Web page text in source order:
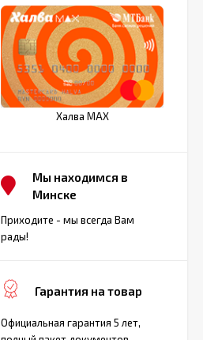
Халва MAX
Мы находимся в
Минске
Приходите - мы всегда Вам
рады!
Гарантия на товар
Официальная гарантия 5 лет,